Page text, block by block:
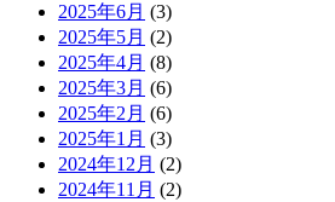
2025年6月 (3)
2025年5月 (2)
2025年4月 (8)
2025年3月 (6)
2025年2月 (6)
2025年1月 (3)
2024年12月 (2)
2024年11月 (2)